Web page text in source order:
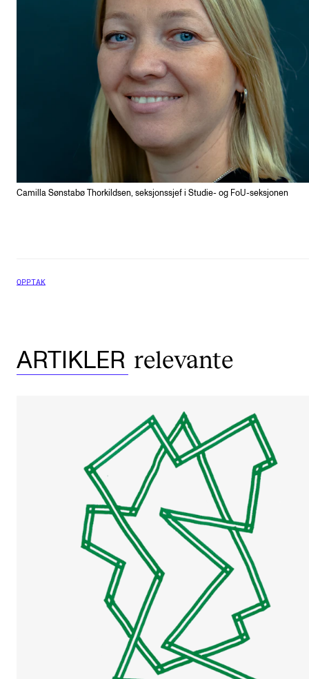
Camilla Sønstabø Thorkildsen, seksjonssjef i Studie- og FoU-seksjonen
OPPTAK
ARTIKLER relevante